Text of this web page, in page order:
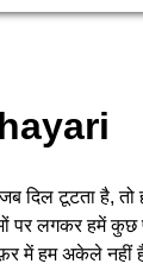
दिल टूटता है,
पर लगकर हमें
में हम अकेले नहीं